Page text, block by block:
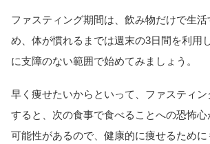
ファスティング期間は、飲み物だけで生
め、体が慣れるまでは週末の3日間を利用
に支障のない範囲で始めてみましょう。
早く痩せたいからといって、ファスティ
すると、次の食事で食べることへの恐怖心
可能性があるので、健康的に痩せるために